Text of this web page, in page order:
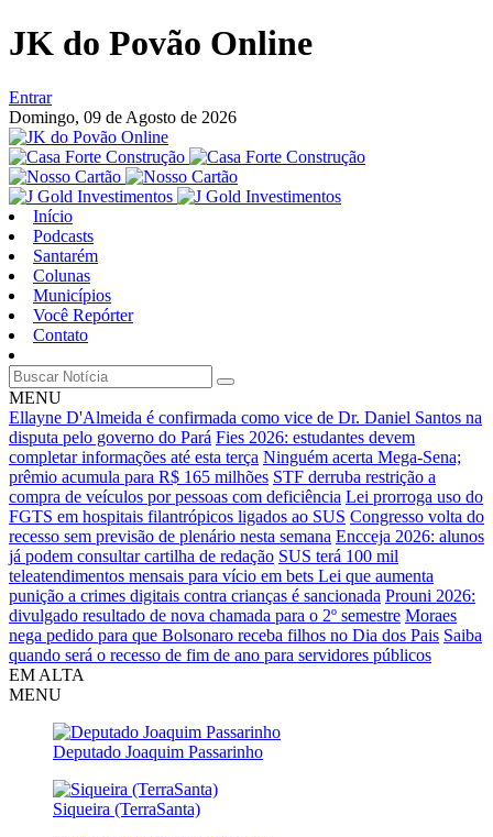
JK do Povão Online
Entrar
Domingo, 09 de Agosto de 2026
Início
Podcasts
Santarém
Colunas
Municípios
Você Repórter
Contato
MENU
Ellayne D'Almeida é confirmada como vice de Dr. Daniel Santos na
disputa pelo governo do Pará Fies 2026: estudantes devem
completar informações até esta terça Ninguém acerta Mega-Sena;
prêmio acumula para R$ 165 milhões STF derruba restrição a
compra de veículos por pessoas com deficiência Lei prorroga uso do
FGTS em hospitais filantrópicos ligados ao SUS Congresso volta do
recesso sem previsão de plenário nesta semana Encceja 2026: alunos
já podem consultar cartilha de redação SUS terá 100 mil
teleatendimentos mensais para vício em bets Lei que aumenta
punição a crimes digitais contra crianças é sancionada Prouni 2026:
divulgado resultado de nova chamada para o 2º semestre Moraes
nega pedido para que Bolsonaro receba filhos no Dia dos Pais Saiba
quando será o recesso de fim de ano para servidores públicos
EM ALTA
MENU
Deputado Joaquim Passarinho
Siqueira (TerraSanta)